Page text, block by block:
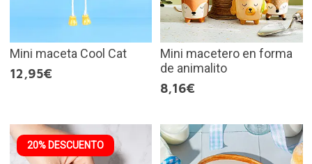
Mini maceta Cool Cat
12,95€
Mini macetero en forma
de animalito
8,16€
20% DESCUENTO